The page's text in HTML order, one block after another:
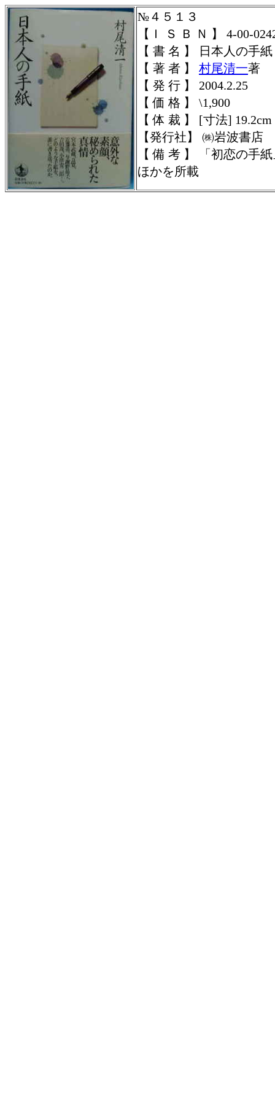
№４５１３
【Ｉ Ｓ Ｂ Ｎ 】
4-00-
【 書 名 】 日本人の手紙
【 著 者 】 村尾清一著
【 発 行 】 2004.2.25
【 価 格 】 \1,900
【 体 裁 】
[寸法]
【発行社】 ㈱岩波書店
【 備 考 】 「初恋の手
ほかを所載